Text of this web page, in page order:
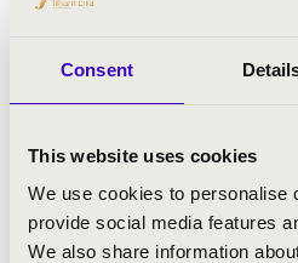
Consent
This website uses cookies
We use cookies to personalise
provide social media features
We also share information
A hangverseny élőben